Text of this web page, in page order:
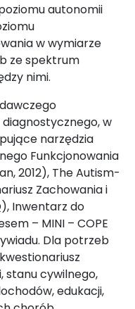
autonomii
w wymiarze
ze spektrum
nimi.
w
narzędzia
Funkcjonowania
2012), The Autism-
Zachowania i
Inwentarz do
– MINI – COPE
Dla potrzeb
stanu cywilnego,
edukacji,